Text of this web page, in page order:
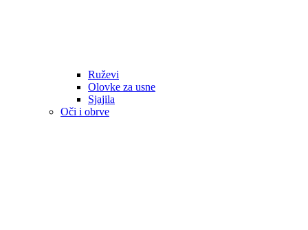
Ruževi
Olovke za usne
Sjajila
Oči i obrve